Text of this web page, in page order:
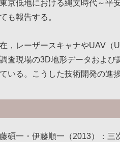
京低地における縄文時代～平
も報告する。
，レーザースキャナやUAV（
査現場の3D地形データおよ
いる。こうした技術開発の進
碩一・伊藤順一（2013）：三